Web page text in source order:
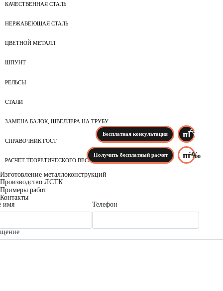
КАЧЕСТВЕННАЯ СТАЛЬ
НЕРЖАВЕЮЩАЯ СТАЛЬ
ЦВЕТНОЙ МЕТАЛЛ
ШПУНТ
РЕЛЬСЫ
СТАЛИ
ЗАМЕНА БАЛОК, ШВЕЛЛЕРА НА ТРУБУ
СПРАВОЧНИК ГОСТ
РАСЧЕТ ТЕОРЕТИЧЕСКОГО ВЕСА
Бесплатная консультация
Получить бесплатный расчет
Изготовление металлоконструкций
Производство ЛСТК
Примеры работ
Контакты
имя
Телефон